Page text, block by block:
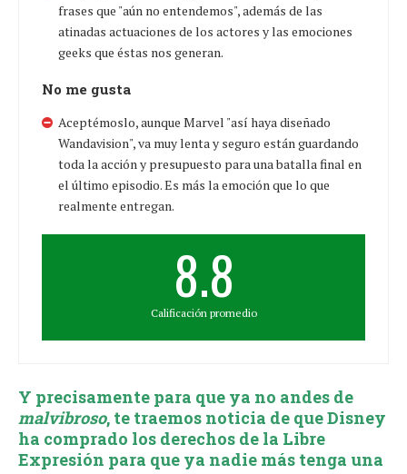
frases que "aún no entendemos", además de las
atinadas actuaciones de los actores y las emociones
geeks que éstas nos generan.
No me gusta
Aceptémoslo, aunque Marvel "así haya diseñado
Wandavision", va muy lenta y seguro están guardando
toda la acción y presupuesto para una batalla final en
el último episodio. Es más la emoción que lo que
realmente entregan.
8.8
Calificación promedio
Y precisamente para que ya no andes de
malvibroso, te traemos noticia de que Disney
ha comprado los derechos de la Libre
Expresión para que ya nadie más tenga una